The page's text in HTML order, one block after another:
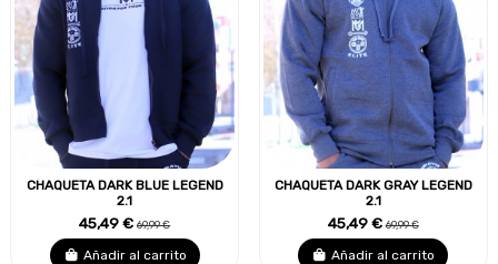
CHAQUETA DARK BLUE LEGEND
2.1
45,49 €69,99 €
Añadir al carrito
CHAQUETA DARK GRAY LEGEND
2.1
45,49 €69,99 €
Añadir al carrito